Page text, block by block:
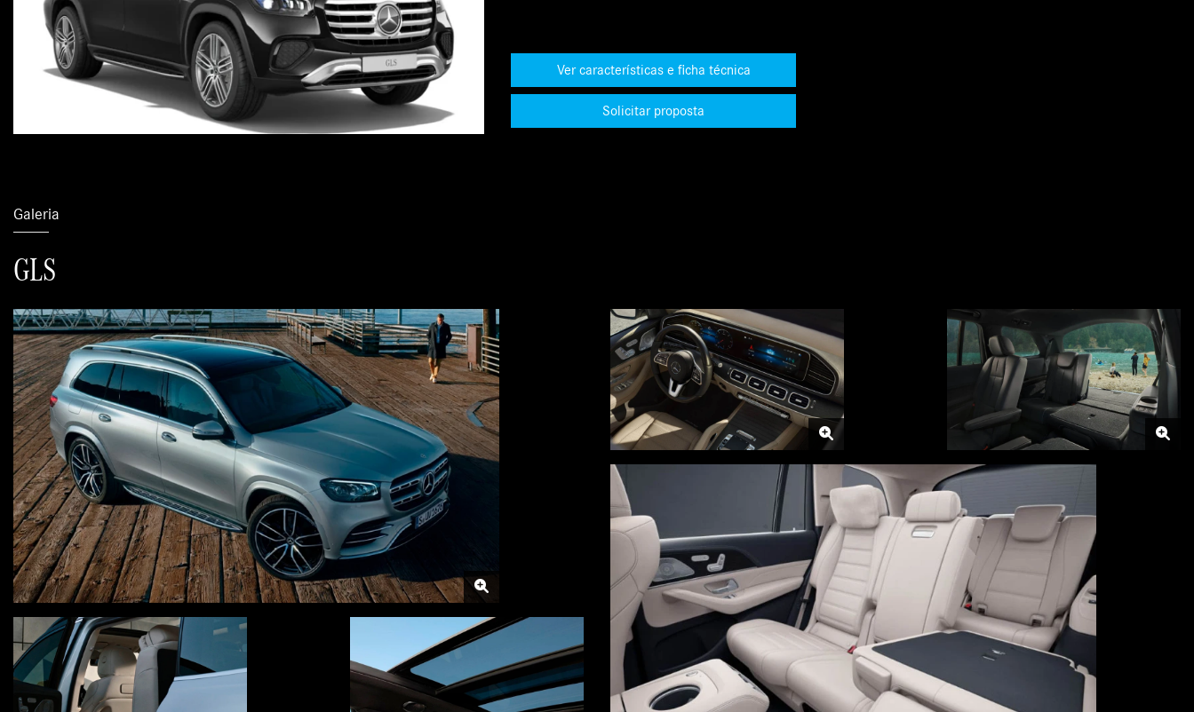
Ver características e ficha técnica
Solicitar proposta
Galeria
GLS